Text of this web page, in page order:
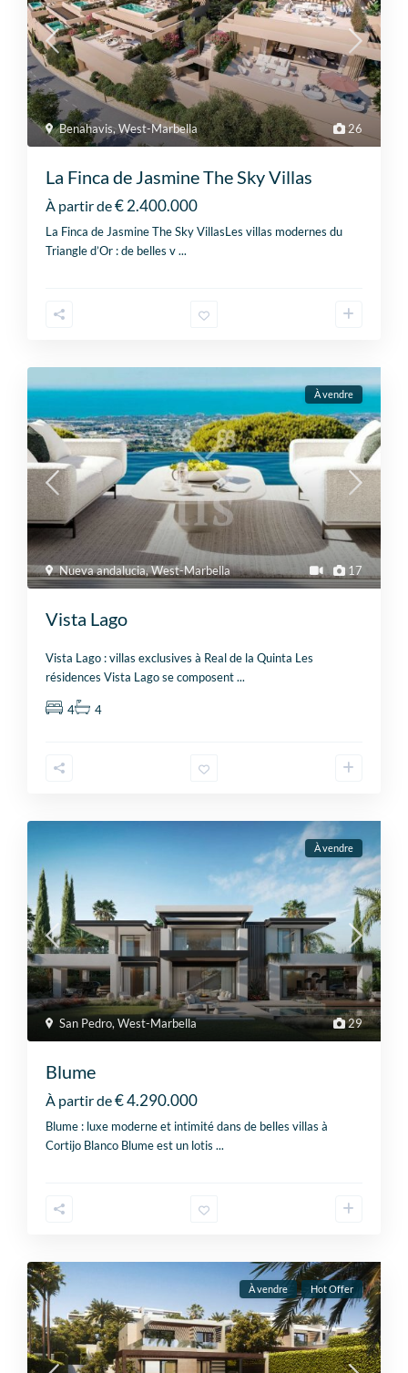
26
Benahavis,West-Marbella
La Finca de Jasmine The Sky Villas
À partir de€ 2.400.000
La Finca de Jasmine The Sky VillasLes villas modernes du
Triangle d’Or : de belles v...
17
Nueva andalucia,West-Marbella
À vendre
Vista Lago
Vista Lago : villas exclusives à Real de la Quinta Les
résidences Vista Lago se composent...
4 4
29
San Pedro,West-Marbella
À vendre
Blume
À partir de€ 4.290.000
Blume : luxe moderne et intimité dans de belles villas à
Cortijo Blanco Blume est un lotis...
À vendre Hot Offer